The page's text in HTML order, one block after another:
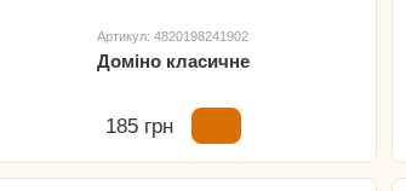
Артикул: 4820198241902
Доміно класичне
185 грн